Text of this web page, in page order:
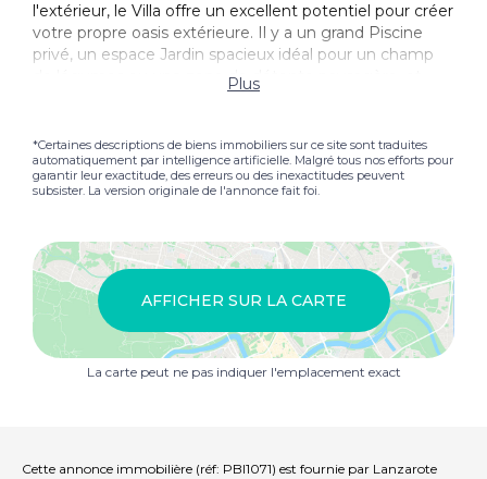
l'extérieur, le Villa offre un excellent potentiel pour créer
votre propre oasis extérieure. Il y a un grand Piscine
privé, un espace Jardin spacieux idéal pour un champ
de légumes ou une zone de détente paysagère, et
beaucoup d'espace pour personnaliser selon votre style
Parking offre un espace ombragé pour deux à trois
voitures. Avec un mobilier minimal, cette maison Villa
pourrait facilement devenir la résidence permanente
et un grand potentiel dans un endroit souhaitable, c'est
une occasion fantastique à ne pas manquer. C'est un
Villa parfait pour ceux qui cherchent une maison
permanente sur l'île. Venez le voir par vous-même,
préparez une visite et découvrez le potentiel de votre
future maison dans le soleil de Lanzarote. Voici
quelques bonnes raisons pour acheter votre propriété
Lanzarote et peut vous aider à trouver votre endroit
Plus
*Certaines descriptions de biens immobiliers sur ce site sont traduites
automatiquement par intelligence artificielle. Malgré tous nos efforts pour
garantir leur exactitude, des erreurs ou des inexactitudes peuvent
subsister. La version originale de l'annonce fait foi.
AFFICHER SUR LA CARTE
La carte peut ne pas indiquer l'emplacement exact
Cette annonce immobilière (réf: PBI1071) est fournie par Lanzarote